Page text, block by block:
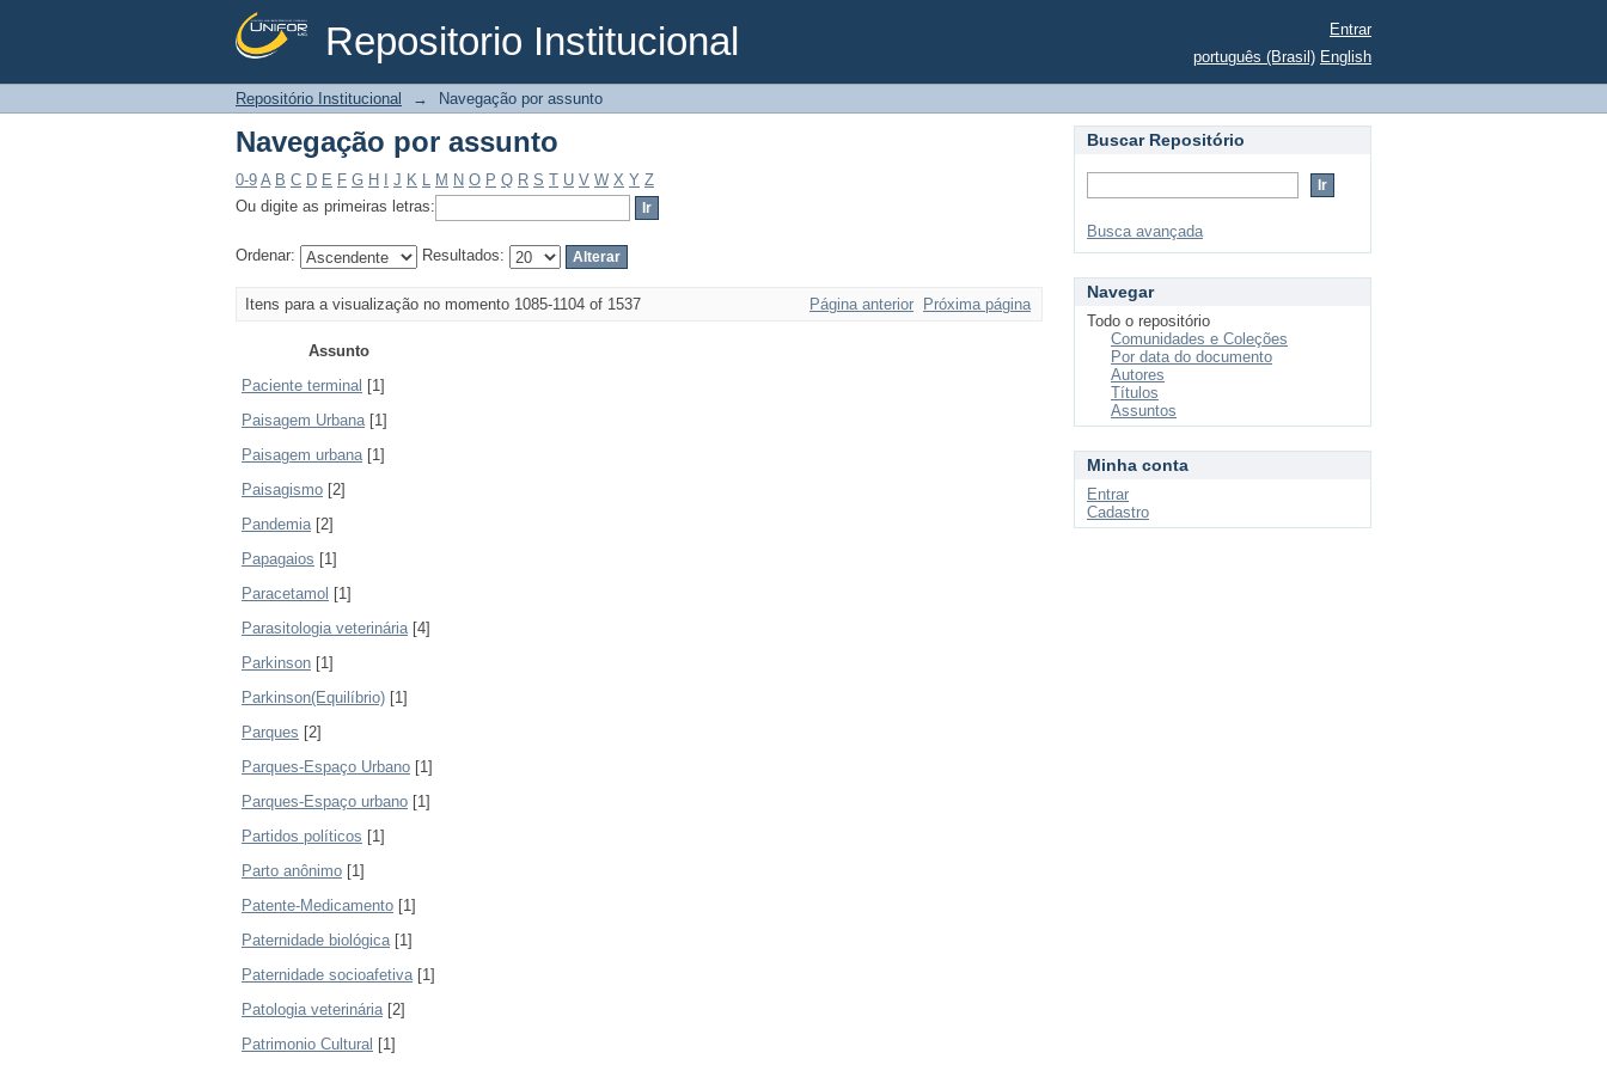
Repositorio Institucional
Navegação por assunto
Entrar
português (Brasil) English
Repositório Institucional → Navegação por assunto
Navegação por assunto
0-9 A B C D E F G H J K L M N O P Q R S T U V W X Y Z
Ou digite as primeiras letras:
Ordenar: Resultados:
Itens para a visualização no momento 1085-1104 of 1537 Página anterior Próxima página
Assunto
Paciente terminal [1]
Paisagem Urbana[1]
Paisagem urbana[1]
Paisagismo [2]
Pandemia[2]
Papagaios [1]
Paracetamol [1]
Parasitologia veterinária[4]
Parkinson [1]
Parkinson(Equilíbrio) [1]
Parques [2]
Parques-Espaço Urbano [1]
Parques-Espaço urbano [1]
Partidos políticos [1]
Parto anônimo [1]
Patente-Medicamento [1]
Paternidade biológica[1]
Paternidade socioafetiva[1]
Patologia veterinária[2]
Patrimonio Cultural [1]
Buscar Repositório
Busca avançada
Navegar
Todo o repositório
Comunidades e Coleções
Por data do documento
Autores
Títulos
Assuntos
Minha conta
Entrar
Cadastro